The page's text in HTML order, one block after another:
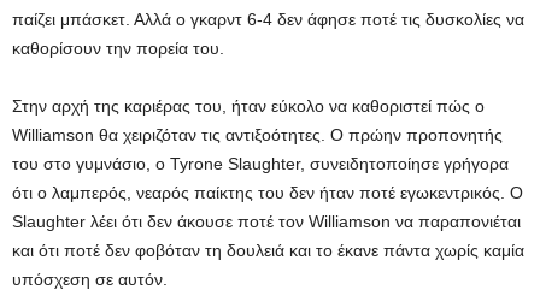
παίζει μπάσκετ. Αλλά ο γκαρντ 6-4 δεν άφησε ποτέ τις δυσκολίες να
καθορίσουν την πορεία του.
Στην αρχή της καριέρας του, ήταν εύκολο να καθοριστεί πώς ο
Williamson θα χειριζόταν τις αντιξοότητες. Ο πρώην προπονητής
του στο γυμνάσιο, ο Tyrone Slaughter, συνειδητοποίησε γρήγορα
ότι ο λαμπερός, νεαρός παίκτης του δεν ήταν ποτέ εγωκεντρικός. Ο
Slaughter λέει ότι δεν άκουσε ποτέ τον Williamson να παραπονιέται
και ότι ποτέ δεν φοβόταν τη δουλειά και το έκανε πάντα χωρίς καμία
υπόσχεση σε αυτόν.